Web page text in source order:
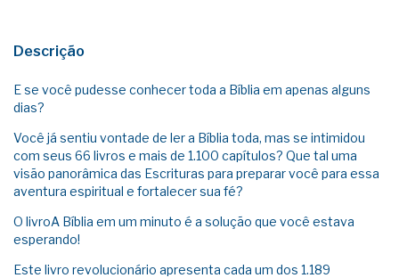
Descrição
E se você pudesse conhecer toda a Bíblia em apenas alguns
dias?
Você já sentiu vontade de ler a Bíblia toda, mas se intimidou
com seus 66 livros e mais de 1.100 capítulos? Que tal uma
visão panorâmica das Escrituras para preparar você para essa
aventura espiritual e fortalecer sua fé?
O livroA Bíblia em um minuto é a solução que você estava
esperando!
Este livro revolucionário apresenta cada um dos 1.189